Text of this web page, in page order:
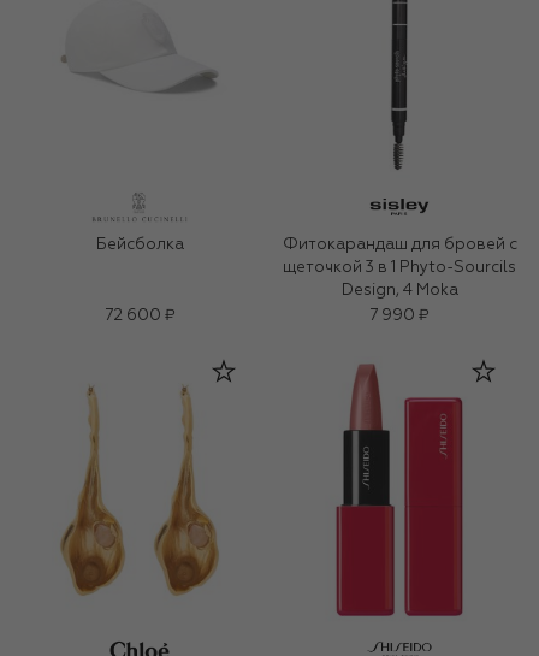
Бейсболка
72 600 ₽
Фитокарандаш для бровей с
щеточкой 3 в 1 Phyto-Sourcils
Design, 4 Moka
7 990 ₽